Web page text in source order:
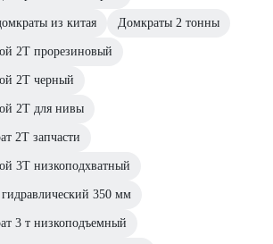
из китая Домкраты 2 тонны
2Т прорезиновый
2Т черный
2Т для нивы
2Т запчасти
3Т низкоподхватный
350 мм
3 т низкоподъемный